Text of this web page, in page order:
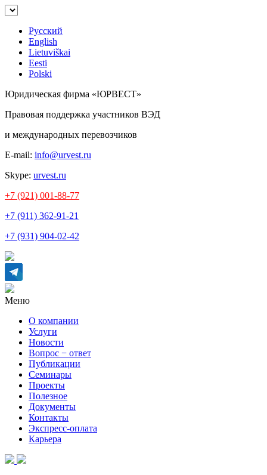
Русский
English
Lietuviškai
Eesti
Polski
Юридическая фирма «ЮРВЕСТ»
Правовая поддержка участников ВЭД
и международных перевозчиков
E-mail: info@urvest.ru
Skype: urvest.ru
+7 (921) 001-88-77
+7 (911) 362-91-21
+7 (931) 904-02-42
Меню
О компании
Услуги
Новости
Вопрос − ответ
Публикации
Семинары
Проекты
Полезное
Документы
Контакты
Экспресс-оплата
Карьера